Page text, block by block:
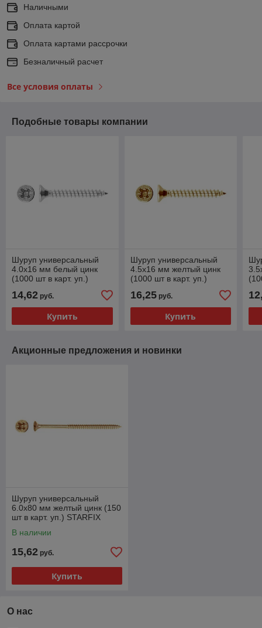
Наличными
Оплата картой
Оплата картами рассрочки
Безналичный расчет
Все условия оплаты
Подобные товары компании
Шуруп универсальный
4.0х16 мм белый цинк
(1000 шт в карт. уп.)
14,62 руб.
Купить
Шуруп универсальный
4.5х16 мм желтый цинк
(1000 шт в карт. уп.)
16,25руб.
Купить
Акционные предложения и новинки
Шуруп универсальный
6.0х80 мм желтый цинк (150
шт в карт. уп.) STARFIX
В наличии
15,62 руб.
Купить
О нас